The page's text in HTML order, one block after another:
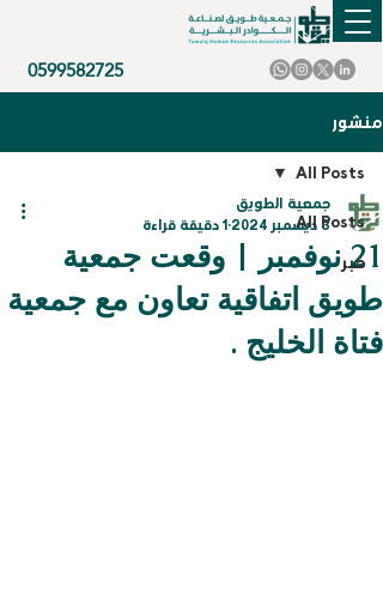
0599582725
منشور
All Posts
خبر
All Posts
21 نوفمبر | وقعت جمعية
طويق اتفاقية تعاون مع جمعية
فتاة الخليج .
جمعية الطويق
3 ديسمبر 2024
1 دقيقة قراءة